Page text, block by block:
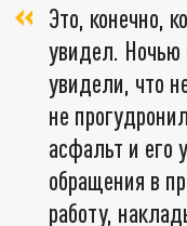
Это, конечно,
увидел.
увидели, что
не
асфальт и его
обращения в
работу,